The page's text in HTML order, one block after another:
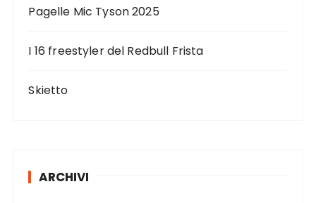
Pagelle Mic Tyson 2025
I 16 freestyler del Redbull Frista
Skietto
ARCHIVI